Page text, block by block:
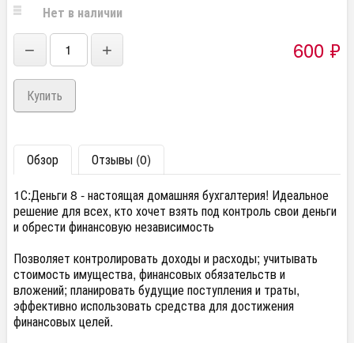
Нет в наличии
− + 600 ₽
Обзор
Отзывы (0)
1С:Деньги 8 - настоящая домашняя бухгалтерия! Идеальное
решение для всех, кто хочет взять под контроль свои деньги
и обрести финансовую независимость
Позволяет контролировать доходы и расходы; учитывать
стоимость имущества, финансовых обязательств и
вложений; планировать будущие поступления и траты,
эффективно использовать средства для достижения
финансовых целей.